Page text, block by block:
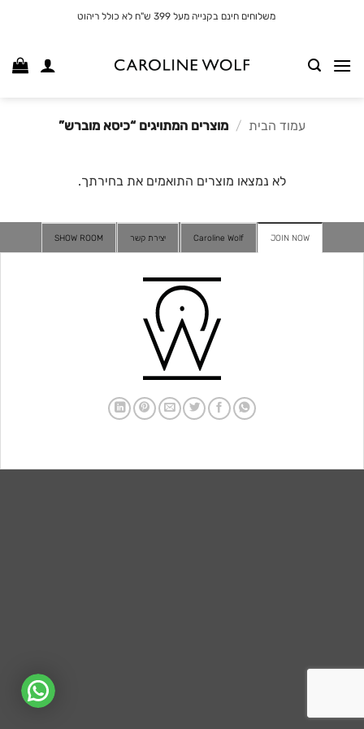
משלוחים חינם בקנייה מעל 399 ש"ח לא כולל ריהוט
עמוד הבית / מוצרים המתויגים “כיסא מוברש”
לא נמצאו מוצרים התואמים את בחירתך.
JOIN NOW
Caroline Wolf יצירת קשר SHOW ROOM